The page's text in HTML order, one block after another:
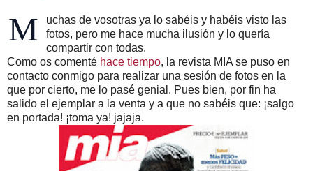
M
uchas de vosotras ya lo sabéis y habéis visto las
fotos, pero me hace mucha ilusión y lo quería
compartir con todas.
Como os comenté hace tiempo, la revista MIA se puso en
contacto conmigo para realizar una sesión de fotos en la
que por cierto, me lo pasé genial. Pues bien, por fin ha
salido el ejemplar a la venta y a que no sabéis que: ¡salgo
en portada! ¡toma ya! jajaja.